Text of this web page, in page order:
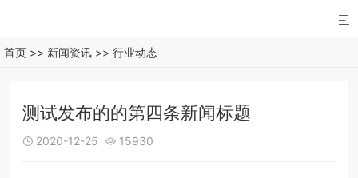

首页 >> 新闻资讯 >> 行业动态
测试发布的的第四条新闻标题
 2020-12-25  15930